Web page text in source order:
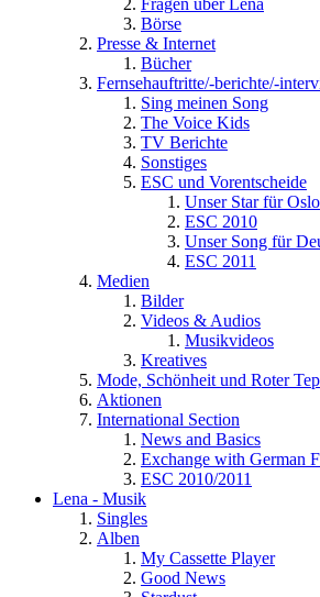
Fragen über Lena
Börse
Presse & Internet
Bücher
Fernsehauftritte/-berichte/-
Sing meinen Song
The Voice Kids
TV Berichte
Sonstiges
ESC und Vorentscheide
Unser Star für Oslo
ESC 2010
Unser Song für
ESC 2011
Medien
Bilder
Videos & Audios
Musikvideos
Kreatives
Mode, Schönheit und Roter
Aktionen
International Section
News and Basics
Exchange with German
ESC 2010/2011
Lena - Musik
Singles
Alben
My Cassette Player
Good News